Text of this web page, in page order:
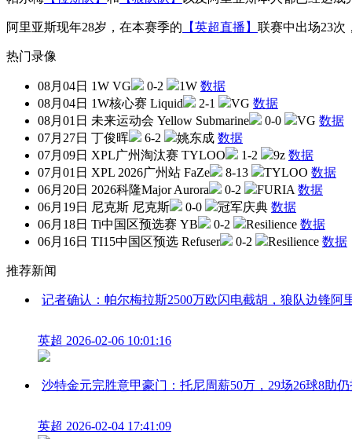
阿里亚斯现年28岁，在本赛季的 【英超直播】 联赛中出场23次
热门录像
08月04日 1W VG 0-2 1W 数据
08月04日 1W核心赛 Liquid 2-1 VG 数据
08月01日 未来运动会 Yellow Submarine 0-0 VG 数据
07月27日 丁俊晖 6-2 姚东成 数据
07月09日 XPL广州淘汰赛 TYLOO 1-2 9z 数据
07月01日 XPL 2026广州站 FaZe 8-13 TYLOO 数据
06月20日 2026科隆Major Aurora 0-2 FURIA 数据
06月19日 尼克斯 尼克斯 0-0 冠军庆典 数据
06月18日 Ti中国区预选赛 YB 0-2 Resilience 数据
06月16日 TI15中国区预选 Refuser 0-2 Resilience 数据
推荐新闻
记者确认：帕尔梅拉斯2500万欧闪电截胡，狼队边锋阿
英超 2026-02-06 10:01:16
沙特金元完胜意甲豪门：托尼周薪50万，29场26球8助
英超 2026-02-04 17:41:09